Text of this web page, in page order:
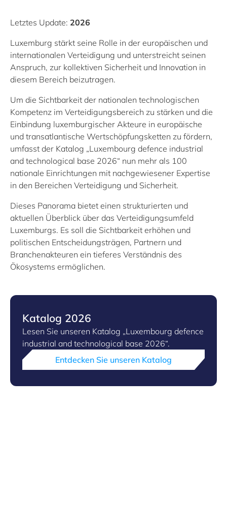
Letztes Update: 2026
Luxemburg stärkt seine Rolle in der europäischen und
internationalen Verteidigung und unterstreicht seinen
Anspruch, zur kollektiven Sicherheit und Innovation in
diesem Bereich beizutragen.
Um die Sichtbarkeit der nationalen technologischen
Kompetenz im Verteidigungsbereich zu stärken und die
Einbindung luxemburgischer Akteure in europäische
und transatlantische Wertschöpfungsketten zu fördern,
umfasst der Katalog „Luxembourg defence industrial
and technological base 2026“ nun mehr als 100
nationale Einrichtungen mit nachgewiesener Expertise
in den Bereichen Verteidigung und Sicherheit.
Dieses Panorama bietet einen strukturierten und
aktuellen Überblick über das Verteidigungsumfeld
Luxemburgs. Es soll die Sichtbarkeit erhöhen und
politischen Entscheidungsträgen, Partnern und
Branchenakteuren ein tieferes Verständnis des
Ökosystems ermöglichen.
Katalog 2026
Lesen Sie unseren Katalog „Luxembourg defence
industrial and technological base 2026“.
Entdecken Sie unseren Katalog